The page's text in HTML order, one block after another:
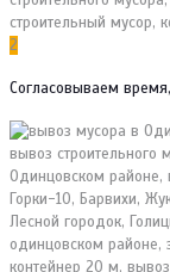
2
Согласовываем